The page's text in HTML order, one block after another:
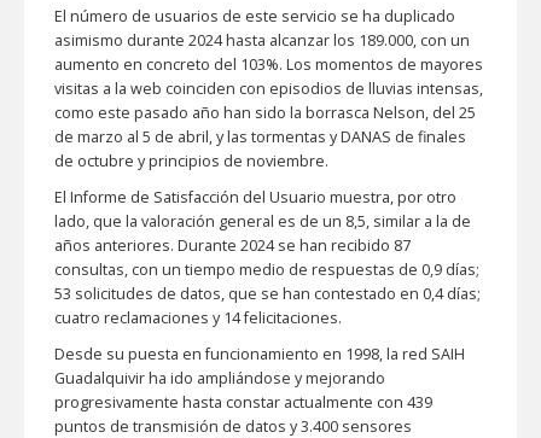
El número de usuarios de este servicio se ha duplicado
asimismo durante 2024 hasta alcanzar los 189.000, con un
aumento en concreto del 103%. Los momentos de mayores
visitas a la web coinciden con episodios de lluvias intensas,
como este pasado año han sido la borrasca Nelson, del 25
de marzo al 5 de abril, y las tormentas y DANAS de finales
de octubre y principios de noviembre.
El Informe de Satisfacción del Usuario muestra, por otro
lado, que la valoración general es de un 8,5, similar a la de
años anteriores. Durante 2024 se han recibido 87
consultas, con un tiempo medio de respuestas de 0,9 días;
53 solicitudes de datos, que se han contestado en 0,4 días;
cuatro reclamaciones y 14 felicitaciones.
Desde su puesta en funcionamiento en 1998, la red SAIH
Guadalquivir ha ido ampliándose y mejorando
progresivamente hasta constar actualmente con 439
puntos de transmisión de datos y 3.400 sensores